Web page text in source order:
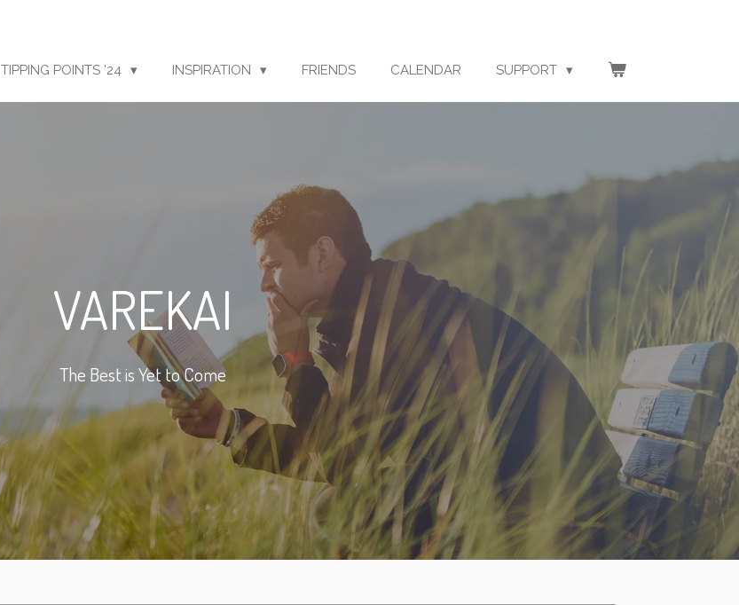
TIPPING POINTS '24 INSPIRATION FRIENDS CALENDAR SUPPORT
VAREKAI
The Best is Yet to Come